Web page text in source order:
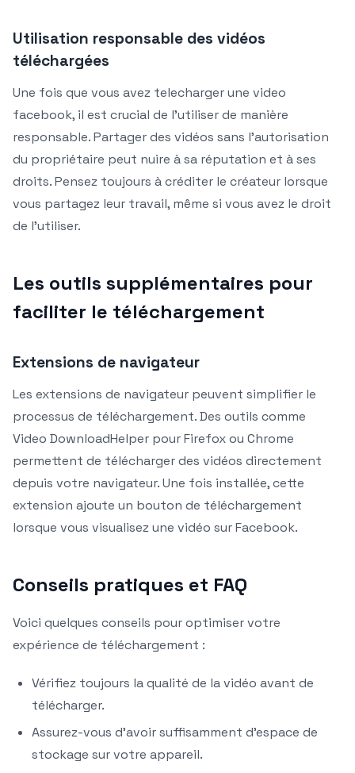
Utilisation responsable des vidéos
téléchargées
Une fois que vous avez telecharger une video
facebook, il est crucial de l’utiliser de manière
responsable. Partager des vidéos sans l’autorisation
du propriétaire peut nuire à sa réputation et à ses
droits. Pensez toujours à créditer le créateur lorsque
vous partagez leur travail, même si vous avez le droit
de l’utiliser.
Les outils supplémentaires pour
faciliter le téléchargement
Extensions de navigateur
Les extensions de navigateur peuvent simplifier le
processus de téléchargement. Des outils comme
Video DownloadHelper pour Firefox ou Chrome
permettent de télécharger des vidéos directement
depuis votre navigateur. Une fois installée, cette
extension ajoute un bouton de téléchargement
lorsque vous visualisez une vidéo sur Facebook.
Conseils pratiques et FAQ
Voici quelques conseils pour optimiser votre
expérience de téléchargement :
Vérifiez toujours la qualité de la vidéo avant de
télécharger.
Assurez-vous d’avoir suffisamment d’espace de
stockage sur votre appareil.